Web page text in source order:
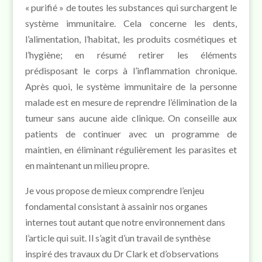
« purifié » de toutes les substances qui surchargent le
système immunitaire. Cela concerne les dents,
l’alimentation, l’habitat, les produits cosmétiques et
l’hygiène; en résumé retirer les éléments
prédisposant le corps à l’inflammation chronique.
Après quoi, le système immunitaire de la personne
malade est en mesure de reprendre l’élimination de la
tumeur sans aucune aide clinique. On conseille aux
patients de continuer avec un programme de
maintien, en éliminant régulièrement les parasites et
en maintenant un milieu propre.
Je vous propose de mieux comprendre l’enjeu
fondamental consistant à assainir nos organes
internes tout autant que notre environnement dans
l’article qui suit. Il s’agit d’un travail de synthèse
inspiré des travaux du Dr Clark et d’observations